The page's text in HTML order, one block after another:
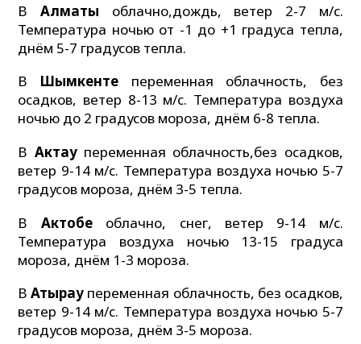
ВАлматы облачно,дождь, ветер 2-7 м/с.
Температура ночью от -1 до +1 градуса тепла,
днём 5-7 градусов тепла.
В Шымкенте переменная облачность, без
осадков, ветер 8-13 м/с. Температура воздуха
ночью до 2 градусов мороза, днём 6-8 тепла.
В Актаупеременная облачность,без осадков,
ветер 9-14 м/с. Температура воздуха ночью 5-7
градусов мороза, днём 3-5 тепла.
В Актобеоблачно, снег, ветер 9-14 м/с.
Температура воздуха ночью 13-15 градуса
мороза, днём 1-3 мороза.
ВАтырау переменная облачность, без осадков,
ветер 9-14 м/с. Температура воздуха ночью 5-7
градусов мороза, днём 3-5 мороза.